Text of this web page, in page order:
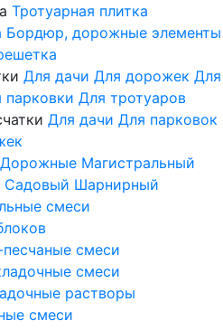
Тротуарная плитка
Бордюр, дорожные элементы
Для дачи Для дорожек Для
парковки Для тротуаров
Для дачи Для парковок
Дорожные Магистральный
Садовый Шарнирный
смеси
смеси
смеси
растворы
смеси